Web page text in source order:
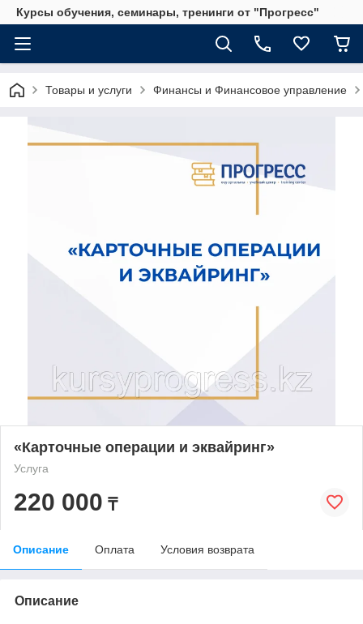
Курсы обучения, семинары, тренинги от "Прогресс"
Товары и услуги Финансы и Финансовое управление
«Карточные операции и эквайринг»
Услуга
220 000 ₸
Описание Оплата Условия возврата
Описание